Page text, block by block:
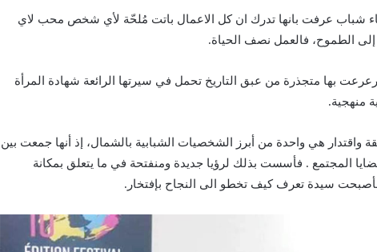
شباب عرفت بانها تدرك ان كل الاعمال باتت مُلحّة لأي شخص محب لاي
الطموح، فالعمل نصف الحياة.
بها متجذرة من عبق التاريخ تحمل في سيرتها الرائعة شهادة المرأة
منهجية.
واقتدار هي واحدة من أبرز الشخصيات الشبابية بالشمال، إذ أنها جمعت بين
المجتمع . فأسست بذلك لرؤيا جديدة ومنفتحة في ما يتعلق بمكانة
فأصبحت سيدة تعرف كيف تخطو الى النجاح بإفتخار.